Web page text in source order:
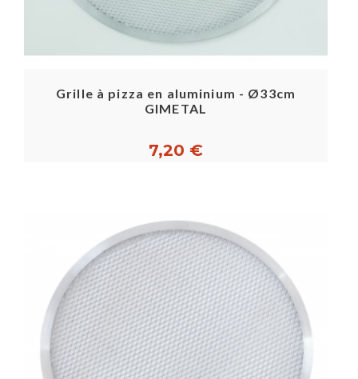
Grille à pizza en aluminium - Ø33cm
GIMETAL
7,20 €